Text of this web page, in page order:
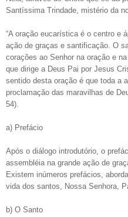
Santíssima Trindade, mistério da
“A oração eucarística é o centro e
ação de graças e santificação. O
corações ao Senhor na oração e
que dirige a Deus Pai por Jesus
sentido desta oração é que toda a
proclamação das maravilhas de
54).
a) Prefácio
Após o diálogo introdutório, o
assembléia na grande ação de
Existem inúmeros prefácios,
vida dos santos, Nossa Senhora,
b) O Santo